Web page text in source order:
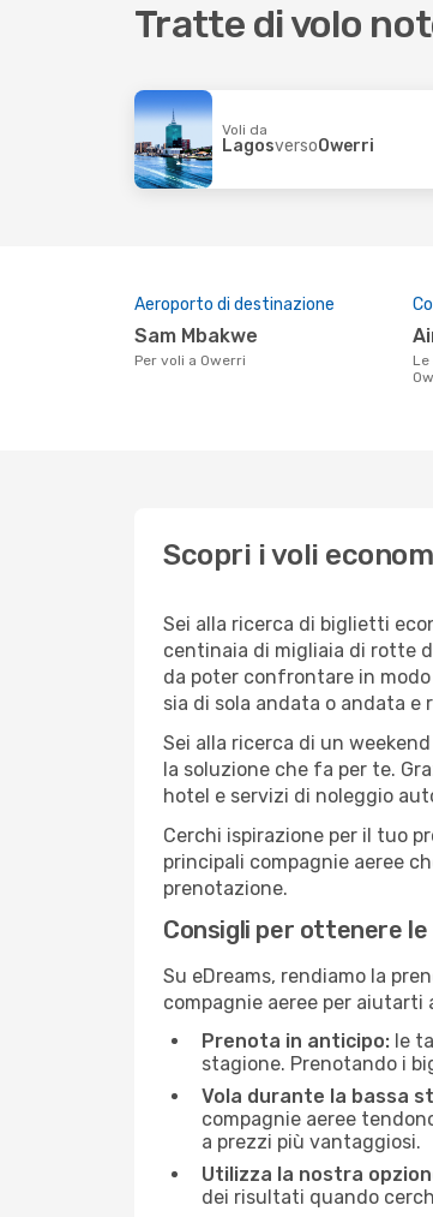
Tratte di volo
Voli da
LagosversoOwerri
Aeroporto di destinazione
Sam Mbakwe
Per voli a Owerri
Le compagnie aeree che volano su
Scopri i voli
Sei alla ricerca di biglietti
centinaia di migliaia di rotte
da poter confrontare in
sia di sola andata o andata e
Sei alla ricerca di un
la soluzione che fa per te.
hotel e servizi di noleggio
Cerchi ispirazione per il tuo
principali compagnie aeree
prenotazione.
Consigli per ottenere
Su eDreams, rendiamo la
compagnie aeree per aiutarti
Prenota in anticipo: le
stagione. Prenotando i
Vola durante la bassa
compagnie aeree
a prezzi più vantaggiosi.
Utilizza la nostra
dei risultati quando